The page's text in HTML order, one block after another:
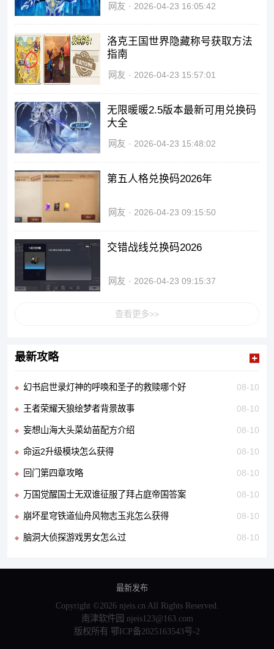
网友 2026-04-23 16:05:42
洛克王国世界隐藏称号获取方法
指南
网友 2026-04-23 15:57:01
无限暖暖2.5版本最新可用兑换码
大全
网友 2026-04-23 15:48:02
第五人格兑换码2026年
网友 2026-04-23 09:15:50
交错战线兑换码2026
网友 2026-04-23 09:15:37
查看更多>>
最新攻略
幻书启世录灯神的呼唤和圣子的救赎哪个好 08-10
王者荣耀天狼绘梦者背景故事 08-10
妄想山海大头菜幼苗配方介绍 08-10
命运2升级模块怎么获得 08-10
回门第四章攻略 08-10
万国觉醒国士无双谁征服了拜占庭帝国答案 08-10
崩坏星穹铁道仙舟风物志玉兆怎么获得 08-10
脑洞大侦探游戏男女怎么过 08-10
最新发布
Copyright ©2026 njeis.cn All Rights Reserved.
南津软件园 njeis123@163.com
版权所有 鄂ICP备2025163543号-2